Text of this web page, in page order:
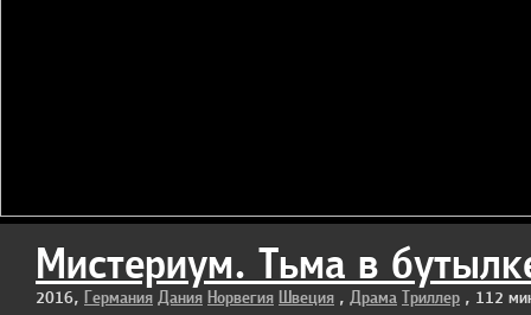
Мистериум. Тьма в
2016, Германия Дания Норвегия Швеция , Драма Триллер , 112